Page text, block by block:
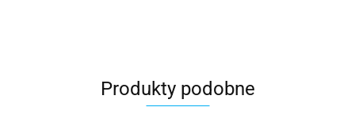
Produkty podobne